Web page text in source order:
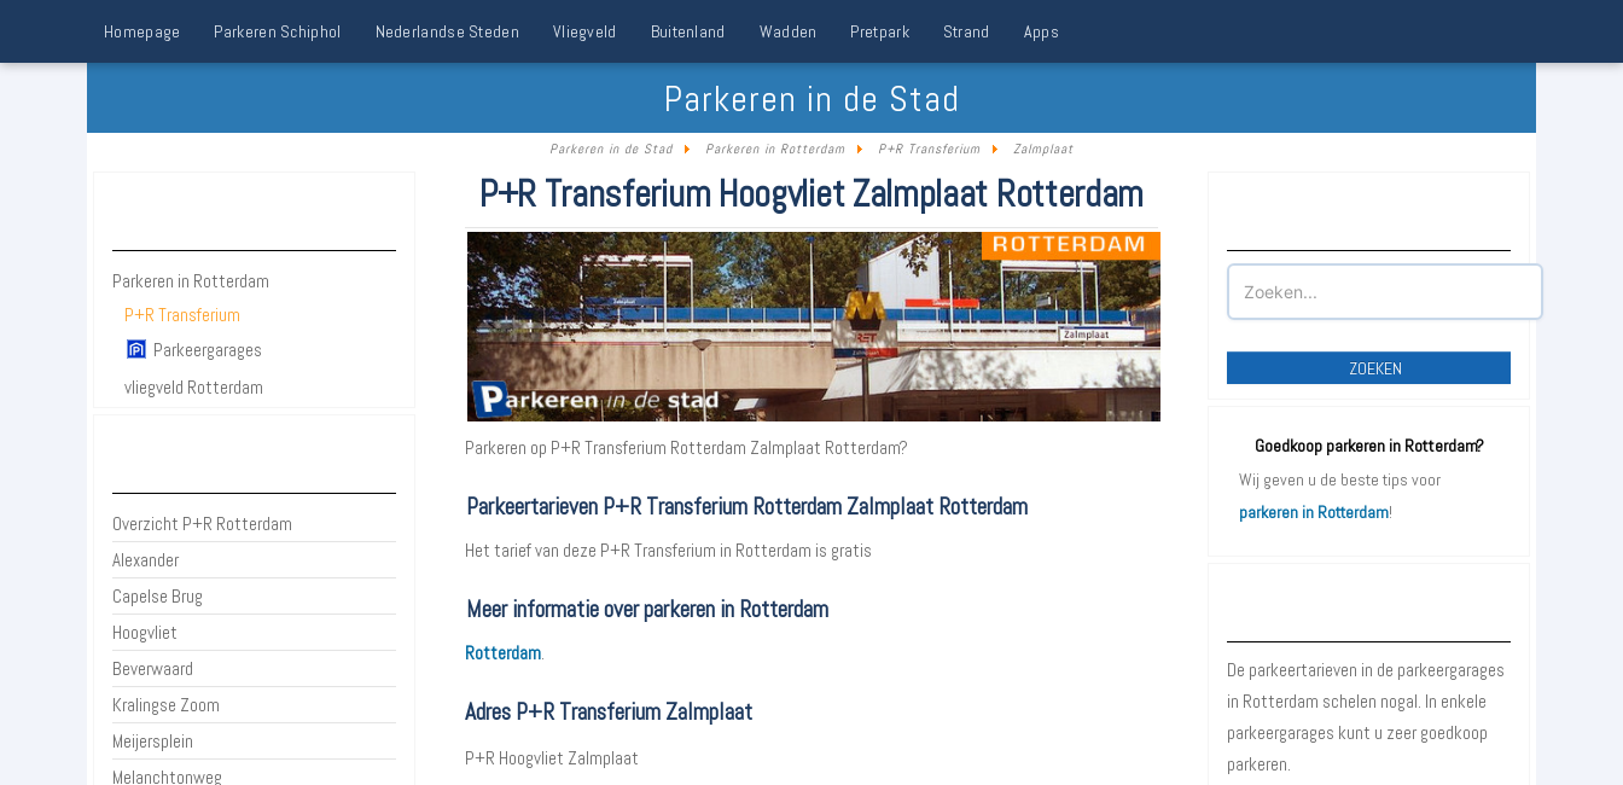
Homepage Parkeren Schiphol Nederlandse Steden Vliegveld Buitenland Wadden Pretpark Strand Apps
Parkeren in de Stad
Parkeren in de Stad Parkeren in Rotterdam P+R Transferium Zalmplaat
Parkeren in Rotterdam
P+R Transferium
Parkeergarages
vliegveld Rotterdam
Overzicht P+R Rotterdam
Alexander
Capelse Brug
Hoogvliet
Beverwaard
Kralingse Zoom
Meijersplein
Melanchtonweg
P+R Transferium Hoogvliet Zalmplaat Rotterdam
Parkeren op P+R Transferium Rotterdam Zalmplaat Rotterdam?
Parkeertarieven P+R Transferium Rotterdam Zalmplaat Rotterdam
Het tarief van deze P+R Transferium in Rotterdam is gratis
Meer informatie over parkeren in Rotterdam
Rotterdam.
Adres P+R Transferium Zalmplaat
P+R Hoogvliet Zalmplaat
ZOEKEN
Goedkoop parkeren in Rotterdam?
Wij geven u de beste tips voor
parkeren in Rotterdam!
De parkeertarieven in de parkeergarages
in Rotterdam schelen nogal. In enkele
parkeergarages kunt u zeer goedkoop
parkeren.